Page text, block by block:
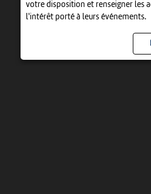
votre disposition et renseigner les
l'intérêt porté à leurs événements.